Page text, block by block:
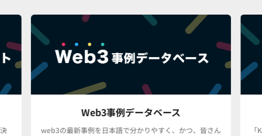
Web3事例データベース
web3の最新事例を日本語で分かりやすく、かつ、皆さん